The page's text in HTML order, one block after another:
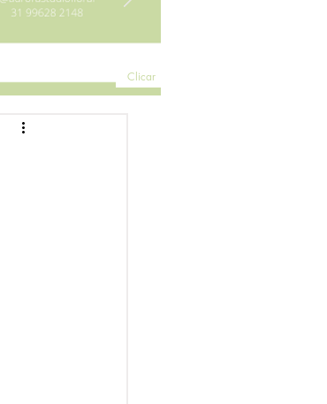
Clicar